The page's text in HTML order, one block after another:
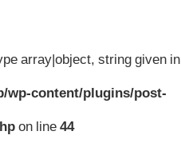
array|object, string given in
wp-content/plugins/post-
on line44